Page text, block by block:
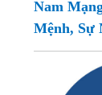
Nam
Mệnh, Sự